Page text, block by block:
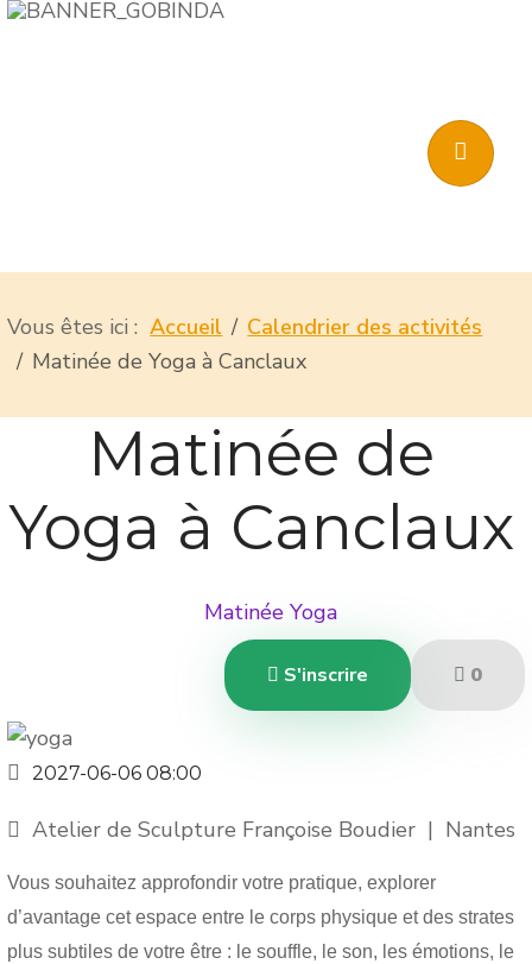
Vous êtes ici :Accueil
Calendrier des activités
Matinée de Yoga à Canclaux
Matinée de
Yoga à Canclaux
Matinée Yoga
S'inscrire 0
2027-06-06 08:00
Atelier de Sculpture Françoise Boudier | Nantes
Vous souhaitez approfondir votre pratique, explorer
d’avantage cet espace entre le corps physique et des strates
plus subtiles de votre être : le souffle, le son, les émotions, le